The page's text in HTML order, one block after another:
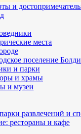
и
места
поселение
и парки
и храмы
и музеи
развлечений и
рестораны и кафе